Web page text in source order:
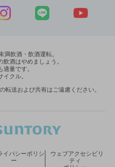
満飲酒・飲酒運転。
酒はやめましょう。
量です。
クル。
転送および共有はご遠慮ください。
イバシーポリシ
ー
ウェブアクセシビリ
ティ